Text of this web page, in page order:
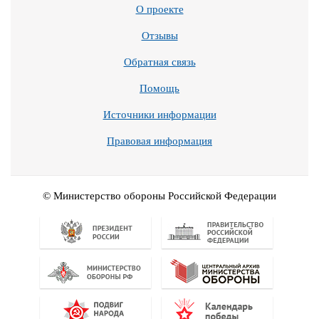
О проекте
Отзывы
Обратная связь
Помощь
Источники информации
Правовая информация
© Министерство обороны Российской Федерации